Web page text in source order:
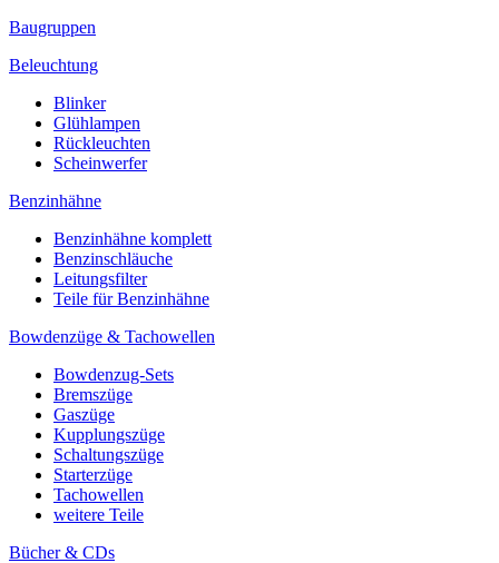
Baugruppen
Beleuchtung
Blinker
Glühlampen
Rückleuchten
Scheinwerfer
Benzinhähne
Benzinhähne komplett
Benzinschläuche
Leitungsfilter
Teile für Benzinhähne
Bowdenzüge & Tachowellen
Bowdenzug-Sets
Bremszüge
Gaszüge
Kupplungszüge
Schaltungszüge
Starterzüge
Tachowellen
weitere Teile
Bücher & CDs